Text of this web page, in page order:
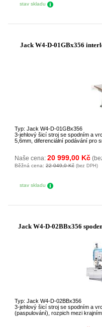
stav skladu
Jack W4-D-01GBx356
Typ: Jack W4-D-01GBx356
3-jehlový šicí stroj se spodním a
5,6mm, diferenciální podávání pro
Naše cena: 20 999,00 Kč
Běžná cena: 22 049,0 Kč (bez DPH)
stav skladu
Jack W4-D-02BBx356
Typ: Jack W4-D-02BBx356
3-jehlový šicí stroj se spodním a
(paspulování), rozpich mezi